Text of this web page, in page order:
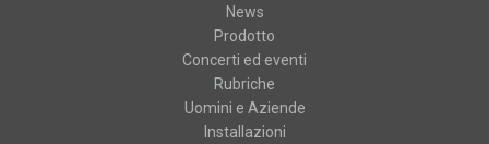
News
Prodotto
Concerti ed eventi
Rubriche
Uomini e Aziende
Installazioni